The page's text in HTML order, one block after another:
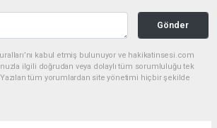
Gönder
kabul etmiş bulunuyor ve hakikatinsesi.com
ilgili doğrudan veya dolaylı tüm sorumluluğu tek
Yazılan tüm yorumlardan site yönetimi hiçbir şekilde